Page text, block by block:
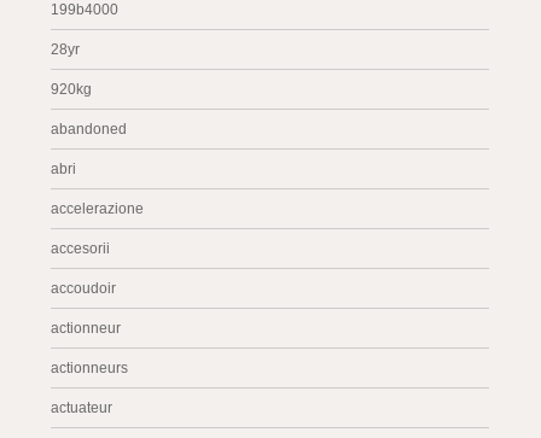
199b4000
28yr
920kg
abandoned
abri
accelerazione
accesorii
accoudoir
actionneur
actionneurs
actuateur